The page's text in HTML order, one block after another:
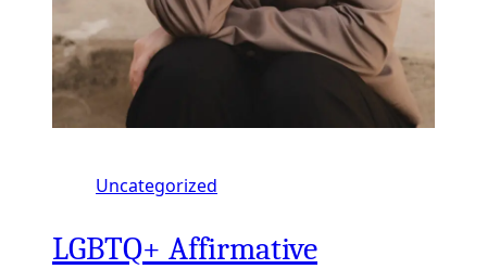
Uncategorized
LGBTQ+ Affirmative